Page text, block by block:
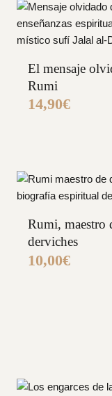
El mensaje
Rumi
14,90€
Rumi, maestro
derviches
10,00€